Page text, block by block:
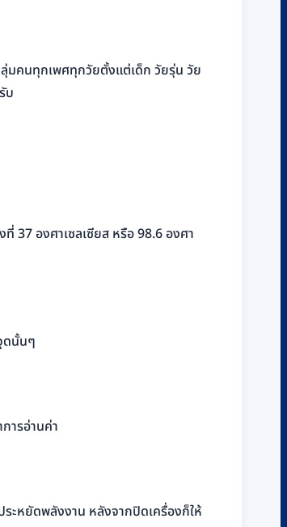
ลุ่มคนทุกเพศทุกวัยตั้งแต่เด็ก วัยรุ่น วัย
บ
37 องศาเซลเซียส หรือ 98.6 องศา
ดนั้นๆ
ารอ่านค่า
ะหยัดพลังงาน หลังจากปิดเครื่องก็ให้